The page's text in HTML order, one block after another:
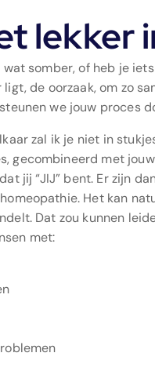
lekker
wat somber, of heb je
de oorzaak, om zo
we jouw proces
zal ik je niet in
gecombineerd met
jij “JIJ” bent. Er zijn
Het kan
Dat zou kunnen
met: